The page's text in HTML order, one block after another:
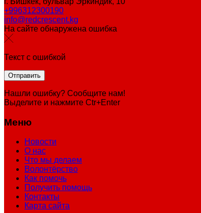
+996312300190
info@redcrescent.kg
На сайте обнаружена ошибка
Текст с ошибкой
Нашли ошибку? Сообщите нам!
Выделите и нажмите Ctr+Enter
Меню
Новости
О нас
Что мы делаем
Волонтёрство
Как помочь
Получить помощь
Контакты
Карта сайта